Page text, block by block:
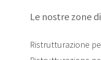
Le nostre zone
Ristrutturazione